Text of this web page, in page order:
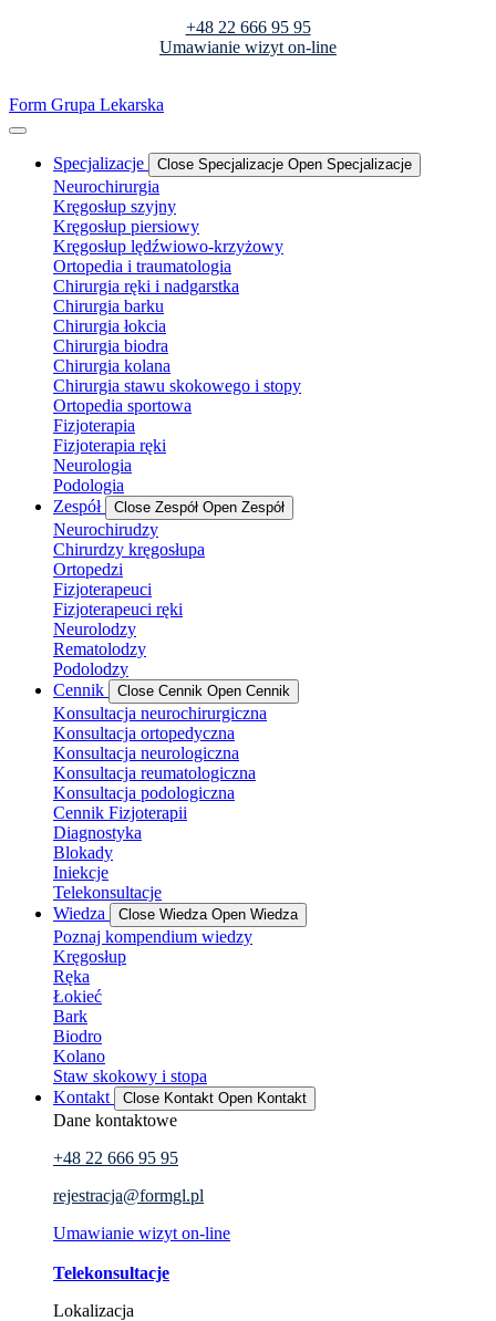
+48 22 666 95 95
Umawianie wizyt on-line
Form Grupa Lekarska
Specjalizacje Close Specjalizacje Open Specjalizacje
Neurochirurgia
Kręgosłup szyjny
Kręgosłup piersiowy
Kręgosłup lędźwiowo-krzyżowy
Ortopedia i traumatologia
Chirurgia ręki i nadgarstka
Chirurgia barku
Chirurgia łokcia
Chirurgia biodra
Chirurgia kolana
Chirurgia stawu skokowego i stopy
Ortopedia sportowa
Fizjoterapia
Fizjoterapia ręki
Neurologia
Podologia
Zespół
Close Zespół Open Zespół
Neurochirudzy
Chirurdzy kręgosłupa
Ortopedzi
Fizjoterapeuci
Fizjoterapeuci ręki
Neurolodzy
Rematolodzy
Podolodzy
Cennik
Close Cennik Open Cennik
Konsultacja neurochirurgiczna
Konsultacja ortopedyczna
Konsultacja neurologiczna
Konsultacja reumatologiczna
Konsultacja podologiczna
Cennik Fizjoterapii
Diagnostyka
Blokady
Iniekcje
Telekonsultacje
Wiedza
Close Wiedza Open Wiedza
Poznaj kompendium wiedzy
Kręgosłup
Ręka
Łokieć
Bark
Biodro
Kolano
Staw skokowy i stopa
Kontakt
Close Kontakt Open Kontakt
Dane kontaktowe
+48 22 666 95 95
rejestracja@formgl.pl
Umawianie wizyt on-line
Telekonsultacje
Lokalizacja